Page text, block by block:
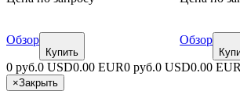
Обзор
Купить
Обзор
0 руб.0 USD0.00 EUR0 руб.0 USD0.00 EUR
×Закрыть